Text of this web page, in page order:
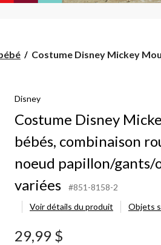
Costume
bébés,
rouge/noir
avec
noeud
papillon/gants/oreilles,
tailles
variées
Costume Disney Mickey
Disney
Costume Disney
bébés, combinaison
noeud papillon/gants/
variées
#851-8158-2
Voir détails du produit
Objets
29,99 $